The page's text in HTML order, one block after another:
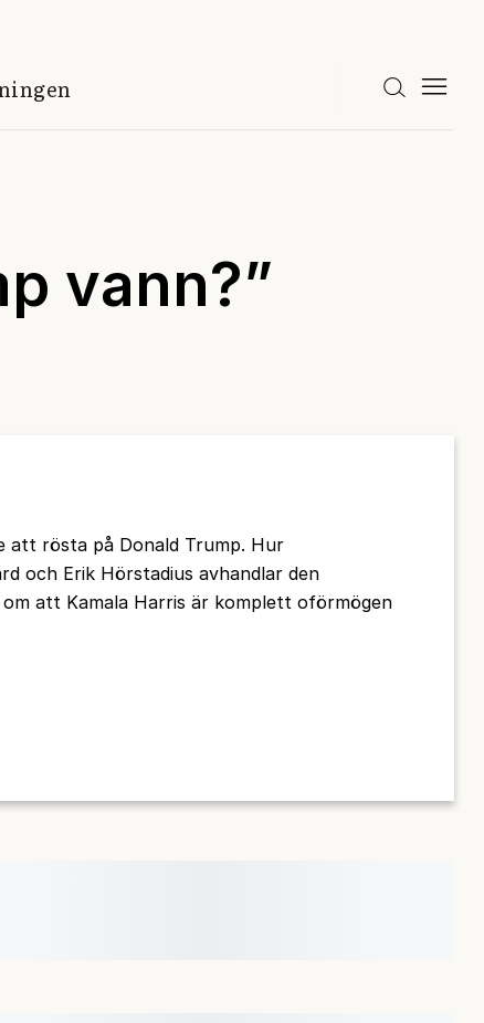
vann?”
att rösta på Donald Trump. Hur
och Erik Hörstadius avhandlar den
att Kamala Harris är komplett oförmögen